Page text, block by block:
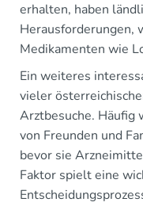
erhalten, haben
Herausforderungen,
Medikamenten wie
Ein weiteres
vieler
Arztbesuche. Häufig
von Freunden und
bevor sie
Faktor spielt eine